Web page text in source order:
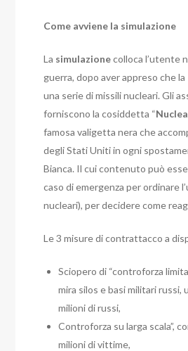
Come avviene la simulazione
La simulazionecolloca l’utente
guerra, dopo aver appreso che la
una serie di missili nucleari. Gli
forniscono la cosiddetta “
famosa valigetta nera che
degli Stati Uniti in ogni
Bianca. Il cui contenuto può
caso di emergenza per ordinare
nucleari), per decidere come
Le 3 misure di contrattacco a
Sciopero di “controforza
mira silos e basi militari russi,
milioni di russi,
Controforza su larga scala”,
milioni di vittime,